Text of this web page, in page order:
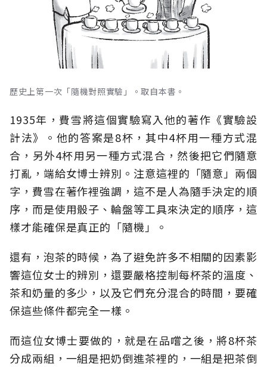
歷史上第一次「隨機對照實驗」。取自本書。
1935年，費雪將這個實驗寫入他的著作《實驗設
計法》。他的答案是8杯，其中4杯用一種方式混
合，另外4杯用另一種方式混合，然後把它們隨意
打亂，端給女博士辨別。注意這裡的「隨意」兩個
字，費雪在著作裡強調，這不是人為隨手決定的順
序，而是使用骰子、輪盤等工具來決定的順序，這
樣才能確保是真正的「隨機」。
還有，泡茶的時候，為了避免許多不相關的因素影
響這位女士的辨別，還要嚴格控制每杯茶的溫度、
茶和奶量的多少，以及它們充分混合的時間，要確
保這些條件都完全一樣。
而這位女博士要做的，就是在品嚐之後，將8杯茶
分成兩組，一組是把奶倒進茶裡的，一組是把茶倒